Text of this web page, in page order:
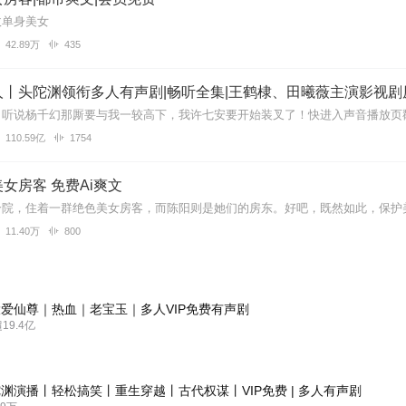
身美女
42.89万 435
头陀渊领衔多人有声剧|畅听全集|王鹤棣、田曦薇主演影视
110.59亿 1754
房客 免费Ai爽文
11.40万 800
仙尊｜热血｜老宝玉｜多人VIP免费有声剧
19.4亿
演播丨轻松搞笑丨重生穿越丨古代权谋丨VIP免费 | 多人有声剧